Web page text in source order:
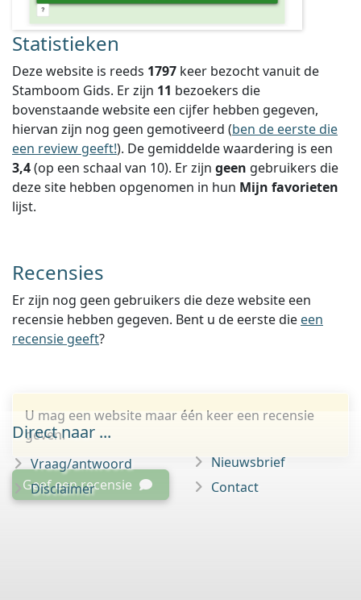
Statistieken
Deze website is reeds 1797 keer bezocht vanuit de
Stamboom Gids. Er zijn 11 bezoekers die
bovenstaande website een cijfer hebben gegeven,
hiervan zijn nog geen gemotiveerd (ben de eerste die
een review geeft!). De gemiddelde waardering is een
3,4(op een schaal van 10). Er zijn geen gebruikers die
deze site hebben opgenomen in hun Mijn favorieten
lijst.
Recensies
Er zijn nog geen gebruikers die deze website een
recensie hebben gegeven. Bent u de eerste die een
recensie geeft?
U mag een website maar één keer een recensie
geven.
Geef een recensie
Direct naar ...
Vraag/antwoord
Disclaimer
Nieuwsbrief
Contact